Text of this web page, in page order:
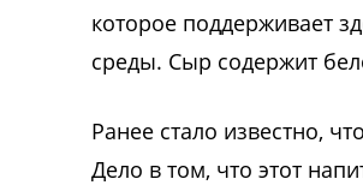
которое поддерживает
среды. Сыр содержит
Ранее стало известно, что
Дело в том, что этот